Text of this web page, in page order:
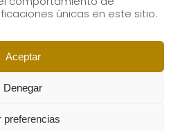
únicas en este sitio.
Aceptar
Denegar
preferencias